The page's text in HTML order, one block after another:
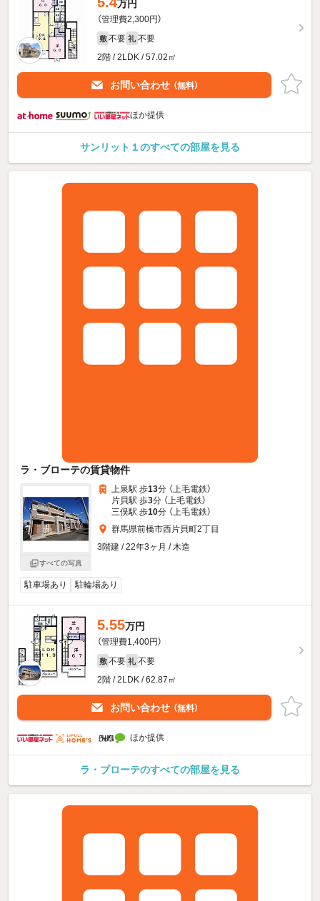
万円
（管理費2,300円）
敷 不要 礼 不要
2階 / 2LDK / 57.02㎡
お問い合わせ （無料）
ほか提供
サンリット１のすべての部屋を見る
ラ・ブローテの賃貸物件
すべての写真
上泉駅 歩13分 （上毛電鉄）
片貝駅 歩3分 （上毛電鉄）
三俣駅 歩10分 （上毛電鉄）
群馬県前橋市西片貝町2丁目
3階建 / 22年3ヶ月 / 木造
駐車場あり 駐輪場あり
5.55万円
（管理費1,400円）
敷 不要 礼 不要
2階 / 2LDK / 62.87㎡
お問い合わせ （無料）
ほか提供
ラ・ブローテのすべての部屋を見る